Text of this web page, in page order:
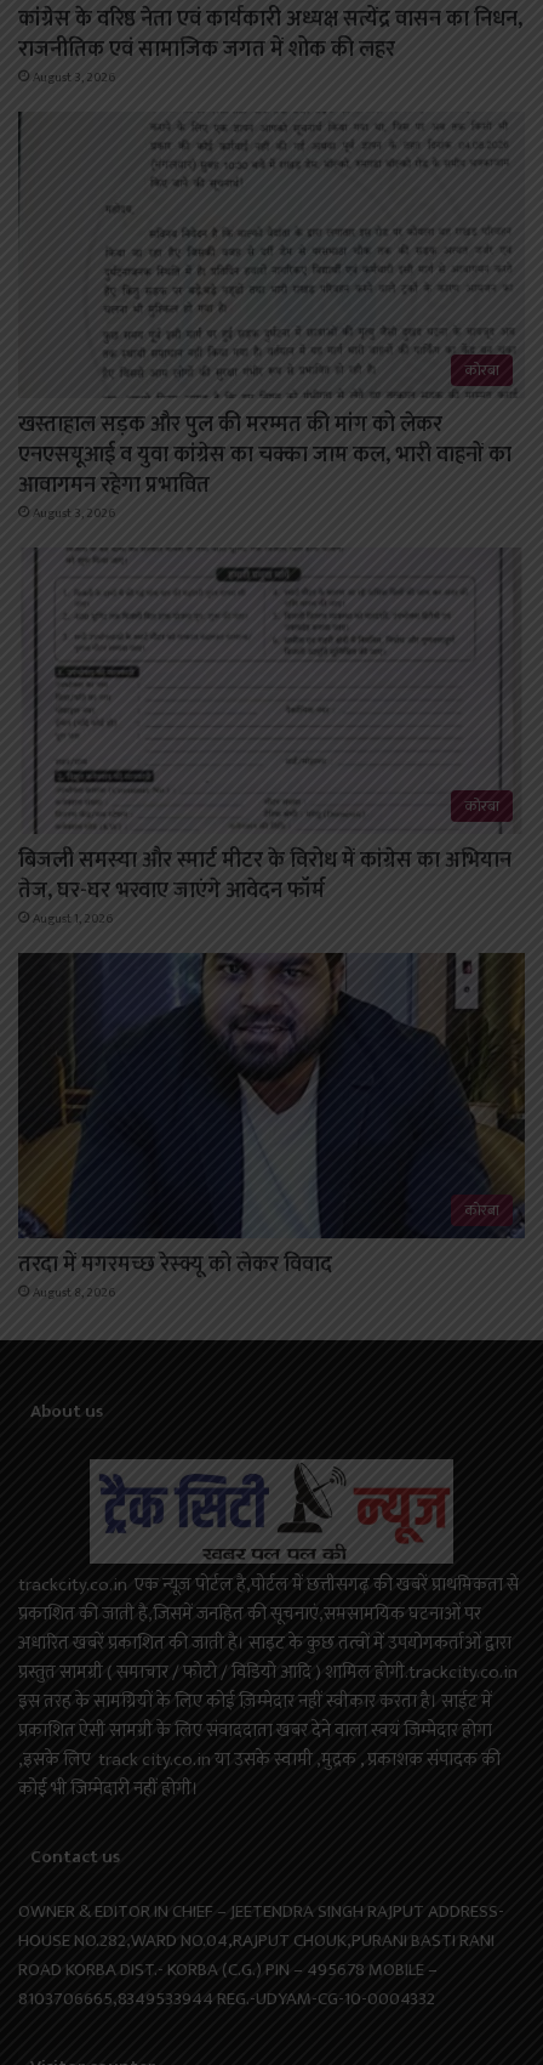
कांग्रेस के वरिष्ठ नेता एवं कार्यकारी अध्यक्ष सत्येंद्र वासन का निधन,
राजनीतिक एवं सामाजिक जगत में शोक की लहर
August 3, 2026
कोरबा
खस्ताहाल सड़क और पुल की मरम्मत की मांग को लेकर
एनएसयूआई व युवा कांग्रेस का चक्का जाम कल, भारी वाहनों का
आवागमन रहेगा प्रभावित
August 3, 2026
कोरबा
बिजली समस्या और स्मार्ट मीटर के विरोध में कांग्रेस का अभियान
तेज, घर-घर भरवाए जाएंगे आवेदन फॉर्म
August 1, 2026
कोरबा
तरदा में मगरमच्छ रेस्क्यू को लेकर विवाद
August 8, 2026
About us
trackcity.co.in एक न्यूज़ पोर्टल है,पोर्टल में छत्तीसगढ़ की खबरें प्राथमिकता से
प्रकाशित की जाती है,जिसमें जनहित की सूचनाएं,समसामयिक घटनाओं पर
अधारित खबरें प्रकाशित की जाती है। साइट के कुछ तत्वों में उपयोगकर्ताओं द्वारा
प्रस्तुत सामग्री ( समाचार / फोटो / विडियो आदि ) शामिल होगी.trackcity.co.in
इस तरह के सामग्रियों के लिए कोई ज़िम्मेदार नहीं स्वीकार करता है। साईट में
प्रकाशित ऐसी सामग्री के लिए संवाददाता खबर देने वाला स्वयं जिम्मेदार होगा
,इसके लिए track city.co.in या उसके स्वामी ,मुद्रक , प्रकाशक संपादक की
कोई भी जिम्मेदारी नहीं होगी।
Contact us
OWNER & EDITOR IN CHIEF – JEETENDRA SINGH RAJPUT ADDRESS-
HOUSE NO.282,WARD NO.04,RAJPUT CHOUK,PURANI BASTI RANI
ROAD KORBA DIST.- KORBA (C.G.) PIN – 495678 MOBILE –
8103706665,8349533944 REG.-UDYAM-CG-10-0004332